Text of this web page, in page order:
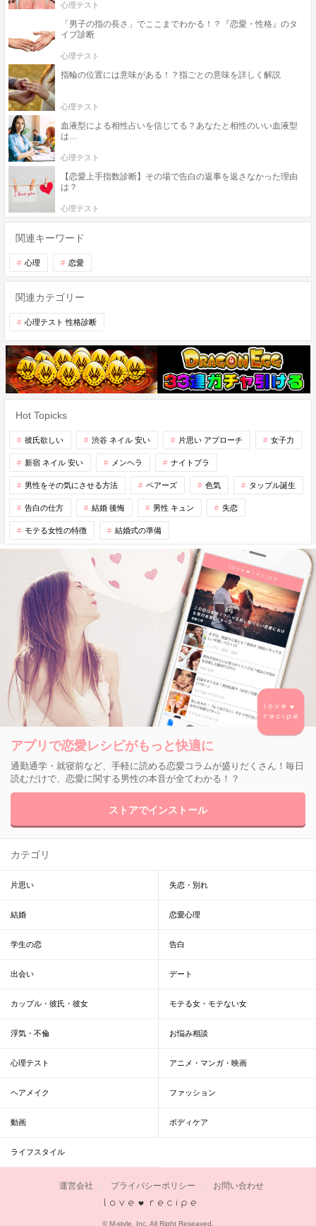
心理テスト
「男子の指の長さ」でここまでわかる！？『恋愛・性格』のタ
イプ診断
心理テスト
指輪の位置には意味がある！？指ごとの意味を詳しく解説
心理テスト
血液型による相性占いを信じてる？あなたと相性のいい血液型
は…
心理テスト
【恋愛上手指数診断】その場で告白の返事を返さなかった理由
は？
心理テスト
関連キーワード
心理 恋愛
関連カテゴリー
心理テスト 性格診断
Hot Topicks
彼氏欲しい 渋谷 ネイル 安い 片思い アプローチ 女子力
新宿 ネイル 安い メンヘラ ナイトブラ
男性をその気にさせる方法 ペアーズ 色気 タップル誕生
告白の仕方 結婚 後悔 男性 キュン 失恋
モテる女性の特徴 結婚式の準備
アプリで恋愛レシピがもっと快適に
通勤通学・就寝前など、手軽に読める恋愛コラムが盛りだくさん！毎日
読むだけで、恋愛に関する男性の本音が全てわかる！？
ストアでインストール
カテゴリ
片思い 失恋・別れ
結婚 恋愛心理
学生の恋 告白
出会い デート
カップル・彼氏・彼女 モテる女・モテない女
浮気・不倫 お悩み相談
心理テスト アニメ・マンガ・映画
ヘアメイク ファッション
動画 ボディケア
ライフスタイル
運営会社 プライバシーポリシー お問い合わせ
© M-style, Inc. All Right Reseaved.